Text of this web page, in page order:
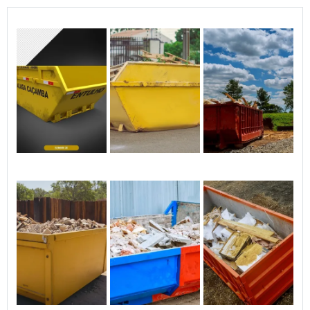
uma Caçamba de Entulho?
O custo médio para alugar uma caçamba de
entulho em Taubaté geralmente está entre
R$500 e R$800 por semana, dependendo do
tamanho e da duração da locação. Esses
valores incluem a entrega, a retirada e o
descarte adequado dos resíduos. Empresas
transparentes e detalhados, permitindo que
os clientes planejem suas despesas de forma
eficaz.
Qual o Prazo de Uso da Caçamba?
Normalmente, as caçambas podem ser
alugadas por um período de 3 a 7 dias, mas